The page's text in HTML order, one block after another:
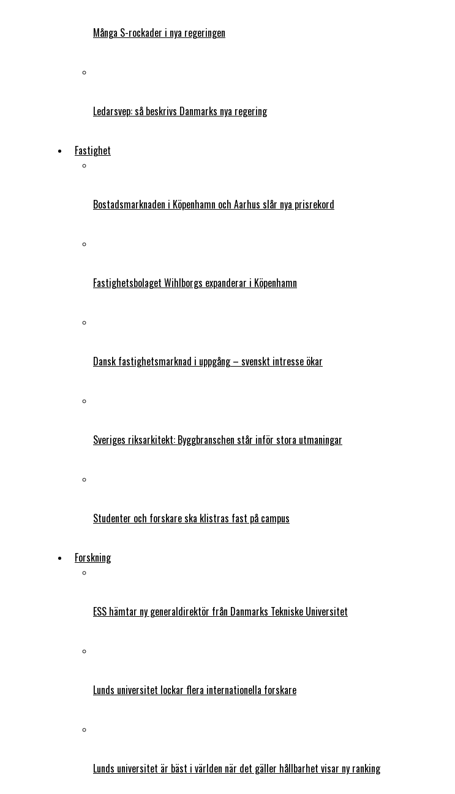
Många S-rockader i nya regeringen
Ledarsvep: så beskrivs Danmarks nya regering
Fastighet
Bostadsmarknaden i Köpenhamn och Aarhus slår nya prisrekord
Fastighetsbolaget Wihlborgs expanderar i Köpenhamn
Dansk fastighetsmarknad i uppgång – svenskt intresse ökar
Sveriges riksarkitekt: Byggbranschen står inför stora utmaningar
Studenter och forskare ska klistras fast på campus
Forskning
ESS hämtar ny generaldirektör från Danmarks Tekniske Universitet
Lunds universitet lockar flera internationella forskare
Lunds universitet är bäst i världen när det gäller hållbarhet visar ny ranking